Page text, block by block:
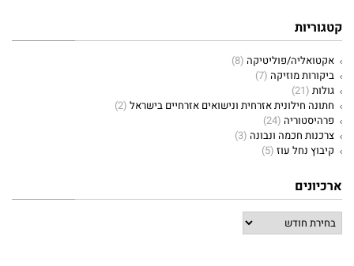
קטגוריות
אקטואליה/פוליטיקה (8)
ביקורות מוזיקה (7)
גולות (21)
חתונה חילונית אזרחית ונישואים אזרחיים בישראל (2)
פרהיסטוריה (24)
צרכנות חכמה ונבונה (3)
קיבוץ נחל עוז (5)
ארכיונים